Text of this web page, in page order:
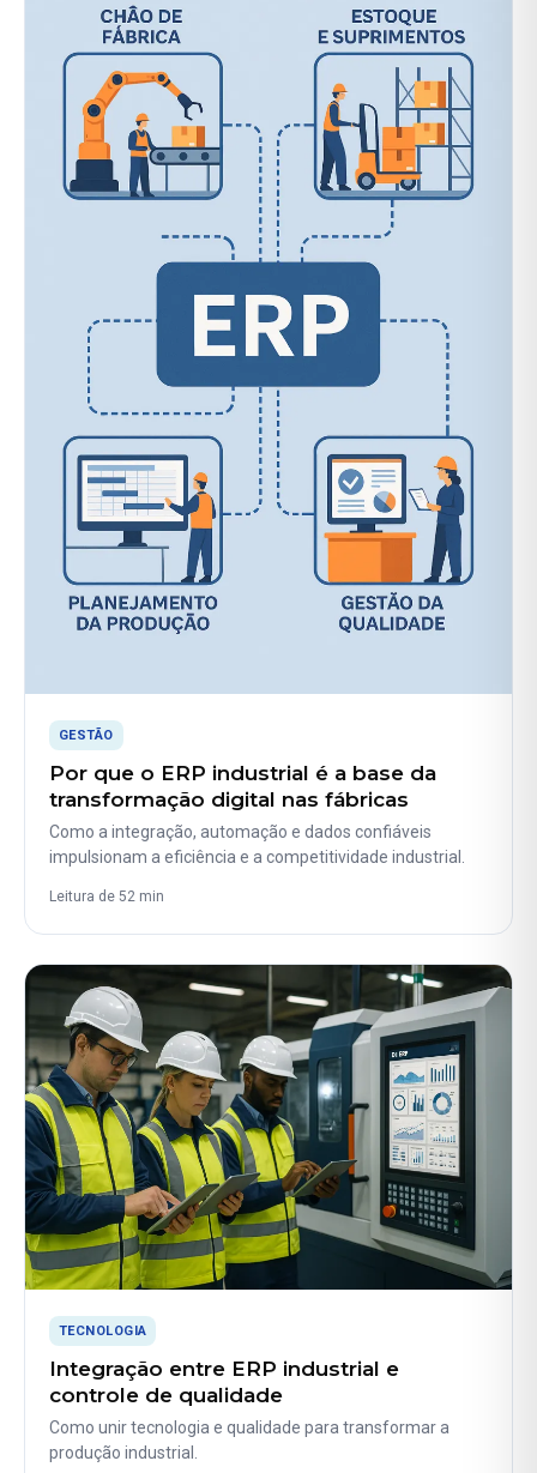
GESTÃO
Por que o ERP industrial é a base da
transformação digital nas fábricas
Como a integração, automação e dados confiáveis
impulsionam a eficiência e a competitividade industrial.
Leitura de 52 min
TECNOLOGIA
Integração entre ERP industrial e
controle de qualidade
Como unir tecnologia e qualidade para transformar a
produção industrial.